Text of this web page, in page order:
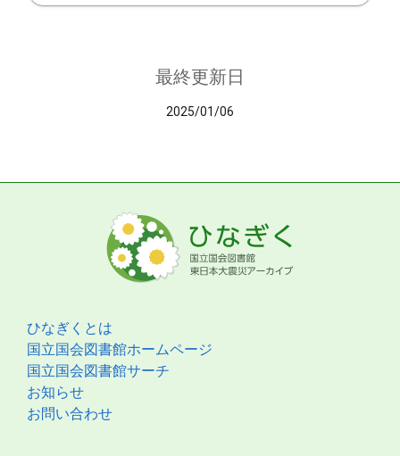
最終更新日
2025/01/06
ひなぎくとは
国立国会図書館ホームページ
国立国会図書館サーチ
お知らせ
お問い合わせ